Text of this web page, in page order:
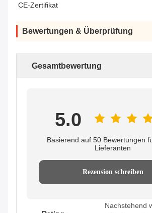
CE-Zertifikat
Bewertungen & Überprüfung
Gesamtbewertung
5.0
Basierend auf 50 Bewertungen
Lieferanten
Rezension schreiben
Nachstehend